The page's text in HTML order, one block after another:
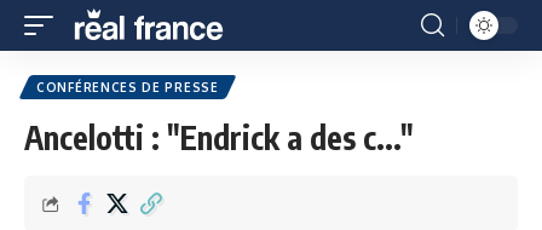
CONFÉRENCES DE PRESSE
Ancelotti : "Endrick a des c..."